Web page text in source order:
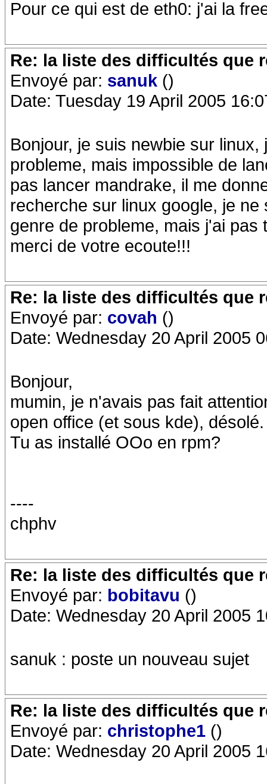
Pour ce qui est de eth0: j'ai la
Re: la liste des difficultés que
Envoyé par: sanuk ()
Date: Tuesday 19 April 2005
Bonjour, je suis newbie sur
probleme, mais impossible de
pas lancer mandrake, il me
recherche sur linux google, je
genre de probleme, mais j'ai pas
merci de votre ecoute!!!
Re: la liste des difficultés que
Envoyé par: covah ()
Date: Wednesday 20 April 2005
Bonjour,
mumin, je n'avais pas fait
open office (et sous kde), désolé.
Tu as installé OOo en rpm?
----
chphv
Re: la liste des difficultés que
Envoyé par: bobitavu ()
Date: Wednesday 20 April 2005
sanuk : poste un nouveau sujet
Re: la liste des difficultés que
Envoyé par: christophe1 ()
Date: Wednesday 20 April 2005